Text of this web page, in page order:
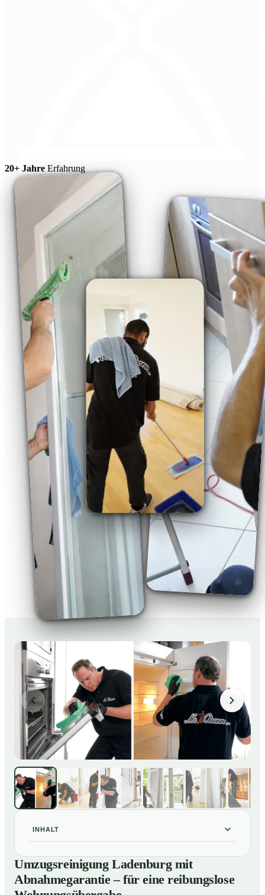
20+ Jahre Erfahrung
INHALT
Umzugsreinigung Ladenburg mit Abnahmegarantie –
für eine reibungslose Wohnungsübergabe
02 Unsere Leistungen im Überblick
Umzugsreinigung Ladenburg mit
Abnahmegarantie – für eine reibungslose